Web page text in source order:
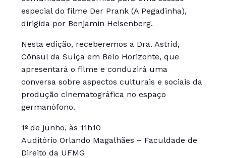
especial do filme Der Prank (A Pegadinha),
dirigida por Benjamin Heisenberg.
Nesta edição, receberemos a Dra. Astrid,
Cônsul da Suíça em Belo Horizonte, que
apresentará o filme e conduzirá uma
conversa sobre aspectos culturais e sociais da
produção cinematográfica no espaço
germanófono.
1º de junho, às 11h10
Auditório Orlando Magalhães – Faculdade de
Direito da UFMG